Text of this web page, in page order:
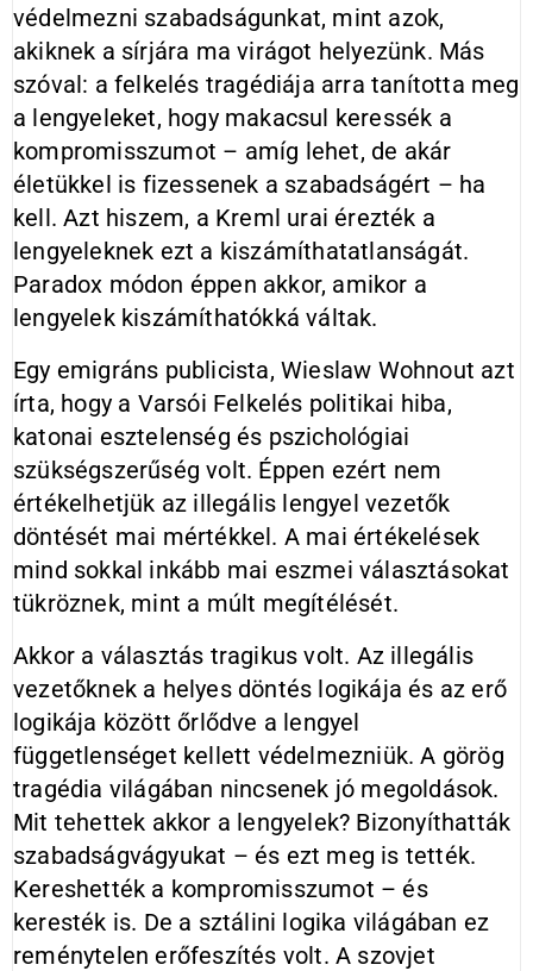
védelmezni szabadságunkat, mint azok,
akiknek a sírjára ma virágot helyezünk. Más
szóval: a felkelés tragédiája arra tanította meg
a lengyeleket, hogy makacsul keressék a
kompromisszumot – amíg lehet, de akár
életükkel is fizessenek a szabadságért – ha
kell. Azt hiszem, a Kreml urai érezték a
lengyeleknek ezt a kiszámíthatatlanságát.
Paradox módon éppen akkor, amikor a
lengyelek kiszámíthatókká váltak.
Egy emigráns publicista, Wieslaw Wohnout azt
írta, hogy a Varsói Felkelés politikai hiba,
katonai esztelenség és pszichológiai
szükségszerűség volt. Éppen ezért nem
értékelhetjük az illegális lengyel vezetők
döntését mai mértékkel. A mai értékelések
mind sokkal inkább mai eszmei választásokat
tükröznek, mint a múlt megítélését.
Akkor a választás tragikus volt. Az illegális
vezetőknek a helyes döntés logikája és az erő
logikája között őrlődve a lengyel
függetlenséget kellett védelmezniük. A görög
tragédia világában nincsenek jó megoldások.
Mit tehettek akkor a lengyelek? Bizonyíthatták
szabadságvágyukat – és ezt meg is tették.
Kereshették a kompromisszumot – és
keresték is. De a sztálini logika világában ez
reménytelen erőfeszítés volt. A szovjet